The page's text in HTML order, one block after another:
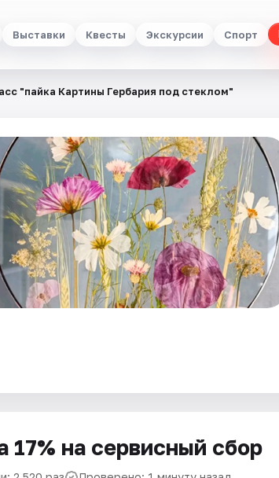
Выставки Квесты Экскурсии Спорт
"пайка Картины Гербария под стеклом"
17% на сервисный сбор